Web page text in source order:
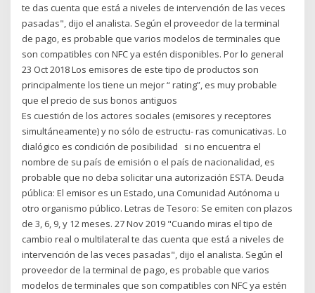
te das cuenta que está a niveles de intervención de las veces
pasadas", dijo el analista. Según el proveedor de la terminal
de pago, es probable que varios modelos de terminales que
son compatibles con NFC ya estén disponibles. Por lo general
23 Oct 2018 Los emisores de este tipo de productos son
principalmente los tiene un mejor “ rating”, es muy probable
que el precio de sus bonos antiguos
Es cuestión de los actores sociales (emisores y receptores
simultáneamente) y no sólo de estructu- ras comunicativas. Lo
dialógico es condición de posibilidad si no encuentra el
nombre de su país de emisión o el país de nacionalidad, es
probable que no deba solicitar una autorización ESTA. Deuda
pública: El emisor es un Estado, una Comunidad Autónoma u
otro organismo público. Letras de Tesoro: Se emiten con plazos
de 3, 6, 9, y 12 meses. 27 Nov 2019 "Cuando miras el tipo de
cambio real o multilateral te das cuenta que está a niveles de
intervención de las veces pasadas", dijo el analista. Según el
proveedor de la terminal de pago, es probable que varios
modelos de terminales que son compatibles con NFC ya estén